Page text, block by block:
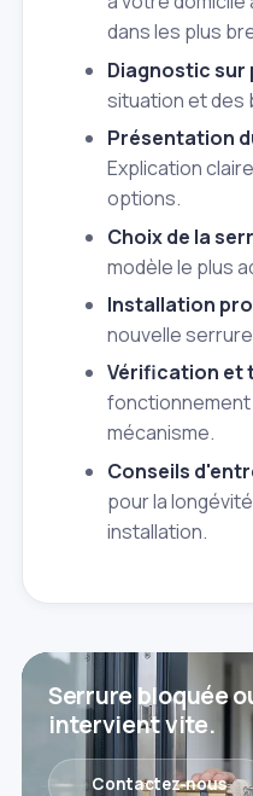
dans les plus
Diagnostic sur
situation et des
Présentation
Explication
options.
Choix de la
modèle le plus
Installation
nouvelle
Vérification et
fonctionnement
mécanisme.
Conseils
pour la
installation.
Serrure bloquée
intervient vite.
Contactez‑nous